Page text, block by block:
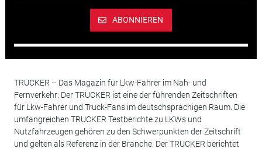
ABONNIEREN
TRUCKER – Das Magazin für Lkw-Fahrer im Nah- und
Fernverkehr: Der TRUCKER ist eine der führenden Zeitschriften
für Lkw-Fahrer und Truck-Fans im deutschsprachigen Raum. Die
umfangreichen TRUCKER Testberichte zu LKWs und
Nutzfahrzeugen gehören zu den Schwerpunkten der Zeitschrift
und gelten als Referenz in der Branche. Der TRUCKER berichtet